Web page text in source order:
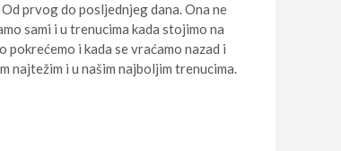
prvog do posljednjeg dana. Ona ne
sami i u trenucima kada stojimo na
pokrećemo i kada se vraćamo nazad i
najtežim i u našim najboljim trenucima.